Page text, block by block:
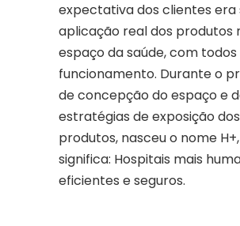
expectativa dos clientes era
aplicação real dos produtos
espaço da saúde, com
funcionamento. Durante o
de concepção do espaço e
estratégias de exposição dos
produtos, nasceu o nome
significa: Hospitais mais
eficientes e seguros.